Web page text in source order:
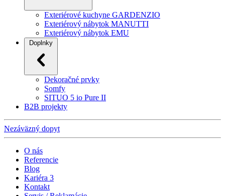
Exteriérové kuchyne GARDENZIO
Exteriérový nábytok MANUTTI
Exteriérový nábytok EMU
Doplnky
Dekoračné prvky
Somfy
SITUO 5 io Pure II
B2B projekty
Nezáväzný dopyt
O nás
Referencie
Blog
Kariéra 3
Kontakt